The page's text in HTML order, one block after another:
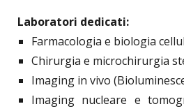
Laboratori dedicati:
Farmacologia e biologia
Chirurgia e microchirurgia
Imaging in vivo
Imaging nucleare e